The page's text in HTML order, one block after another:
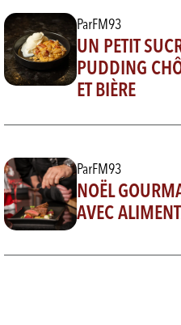
ParFM93
UN PETIT
PUDDING
ET BIÈRE
ParFM93
NOËL
AVEC